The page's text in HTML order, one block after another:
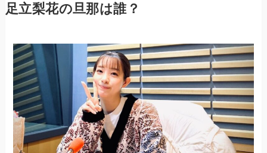
足立梨花の旦那は誰？